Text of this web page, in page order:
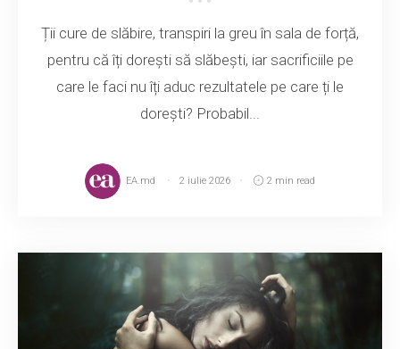
Ții cure de slăbire, transpiri la greu în sala de forță,
pentru că îți dorești să slăbești, iar sacrificiile pe
care le faci nu îți aduc rezultatele pe care ți le
dorești? Probabil...
EA.md 2 iulie 2026 2 min read